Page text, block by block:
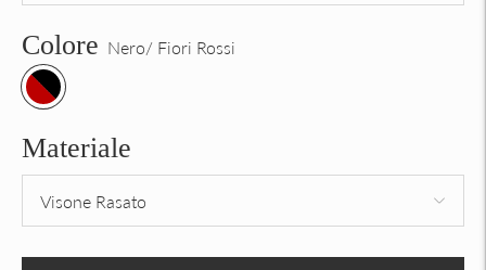
Colore Nero/ Fiori Rossi
Materiale